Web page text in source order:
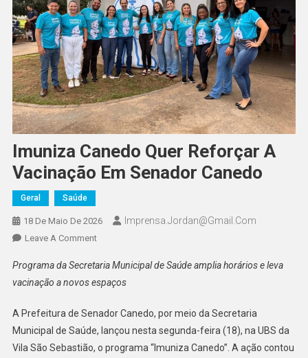
Imuniza Canedo Quer Reforçar A
Vacinação Em Senador Canedo
Geral Saúde
18 De Maio De 2026 Imprensa.jordan@gmail.com
Leave A CommentOn
Canedo
Quer
A
Vacinação
Em
Programa da Secretaria Municipal de Saúde amplia horários e leva
vacinação a novos espaços
A Prefeitura de Senador Canedo, por meio da Secretaria
Municipal de Saúde, lançou nesta segunda-feira (18), na UBS da
Vila São Sebastião, o programa “Imuniza Canedo”. A ação contou